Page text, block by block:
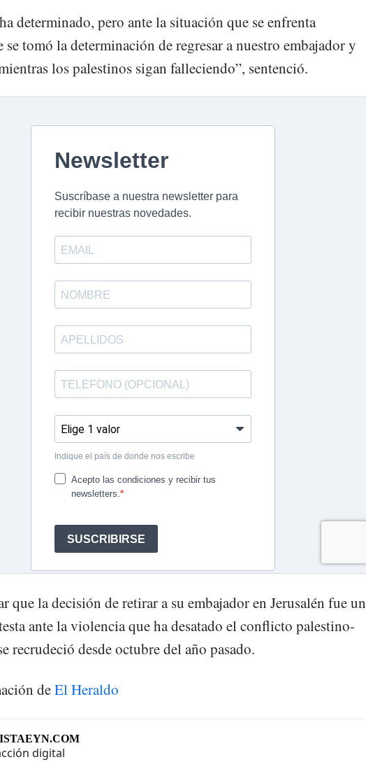
determinado, pero ante la situación que se enfrenta
se tomó la determinación de regresar a nuestro embajador y
los palestinos sigan falleciendo”, sentenció.
que la decisión de retirar a su embajador en Jerusalén fue un
ante la violencia que ha desatado el conflicto palestino-
recrudeció desde octubre del año pasado.
deEl Heraldo
digital